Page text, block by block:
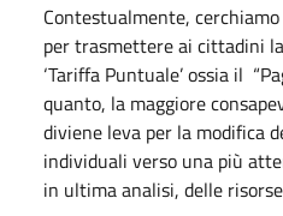
Contestualmente,
per trasmettere ai cittadini
‘Tariffa Puntuale’ ossia il
quanto, la maggiore
diviene leva per la modifica
individuali verso una più
in ultima analisi, delle